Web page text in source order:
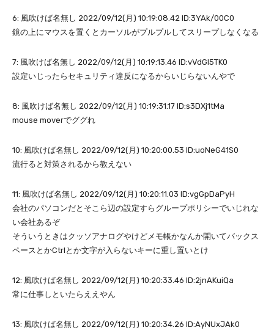
6: 風吹けば名無し 2022/09/12(月) 10:19:08.42 ID:3YAk/00C0
鏡の上にマウスを置くとカーソルがプルプルしてスリープしなくなる
7: 風吹けば名無し 2022/09/12(月) 10:19:13.46 ID:vVdGl5TK0
設定いじったらセキュリティ違反になるからいじらないんやで
8: 風吹けば名無し 2022/09/12(月) 10:19:31.17 ID:s3DXj1tMa
mouse moverでググれ
10: 風吹けば名無し 2022/09/12(月) 10:20:00.53 ID:uoNeG41S0
流行ると対策されるから教えない
11: 風吹けば名無し 2022/09/12(月) 10:20:11.03 ID:vgGpDaPyH
会社のパソコンだとそこら辺の設定すらグループポリシーでいじれな
い会社あるぞ
そういうときはクッソアナログやけどメモ帳かなんか開いてバックス
ペースとかCtrlとか文字が入らないキーに重し置いとけ
12: 風吹けば名無し 2022/09/12(月) 10:20:33.46 ID:2jnAKuiQa
常に仕事しといたらええやん
13: 風吹けば名無し 2022/09/12(月) 10:20:34.26 ID:AyNUxJAk0